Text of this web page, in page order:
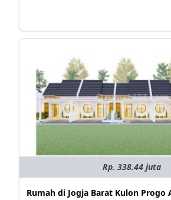
Rp. 338.44 juta
Rumah di Jogja Barat Kulon Progo